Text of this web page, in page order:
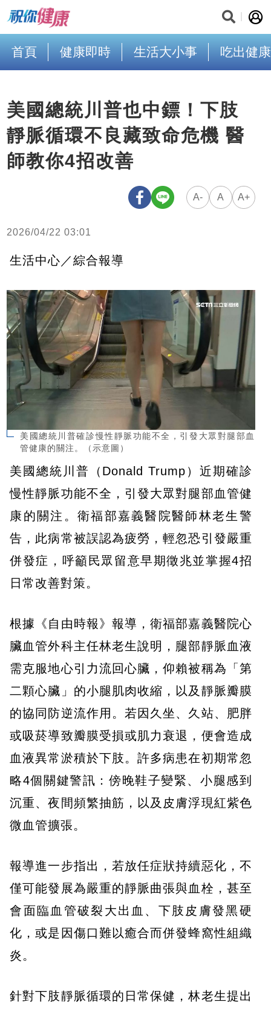
首頁 健康即時 生活大小事 吃出健康
美國總統川普也中鏢！下肢
靜脈循環不良藏致命危機 醫
師教你4招改善
A- A A+
2026/04/22 03:01
生活中心／綜合報導
美國總統川普確診慢性靜脈功能不全，引發大眾對腿部血
管健康的關注。（示意圖）
美國總統川普（Donald Trump）近期確診
慢性靜脈功能不全，引發大眾對腿部血管健
康的關注。衛福部嘉義醫院醫師林老生警
告，此病常被誤認為疲勞，輕忽恐引發嚴重
併發症，呼籲民眾留意早期徵兆並掌握4招
日常改善對策。
根據《自由時報》報導，衛福部嘉義醫院心
臟血管外科主任林老生說明，腿部靜脈血液
需克服地心引力流回心臟，仰賴被稱為「第
二顆心臟」的小腿肌肉收縮，以及靜脈瓣膜
的協同防逆流作用。若因久坐、久站、肥胖
或吸菸導致瓣膜受損或肌力衰退，便會造成
血液異常淤積於下肢。許多病患在初期常忽
略4個關鍵警訊：傍晚鞋子變緊、小腿感到
沉重、夜間頻繁抽筋，以及皮膚浮現紅紫色
微血管擴張。
報導進一步指出，若放任症狀持續惡化，不
僅可能發展為嚴重的靜脈曲張與血栓，甚至
會面臨血管破裂大出血、下肢皮膚發黑硬
化，或是因傷口難以癒合而併發蜂窩性組織
炎。
針對下肢靜脈循環的日常保健，林老生提出